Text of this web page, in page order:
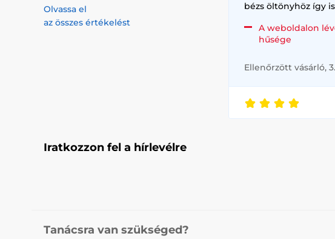
Olvassa el
az összes értékelést
bézs öltönyhöz így
A weboldalon
hűsége
Ellenőrzött vásárló,
Iratkozzon fel a hírlevélre
Tanácsra van szükséged?